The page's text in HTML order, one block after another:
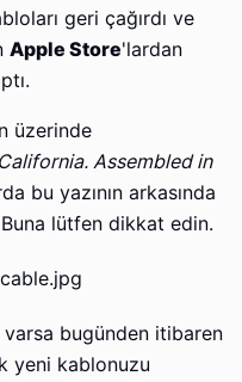
geri çağırdı ve
Apple Store'lardan
üzerinde
Assembled in
bu yazının arkasında
lütfen dikkat edin.
varsa bugünden itibaren
yeni kablonuzu